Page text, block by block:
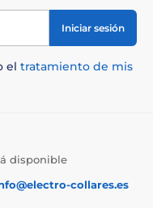
Iniciar sesión
el tratamiento de mis
disponible
collares.es